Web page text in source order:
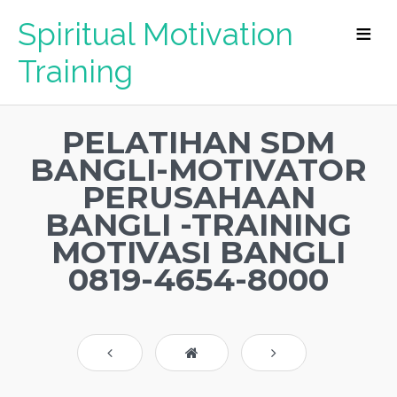
Spiritual Motivation
Training
PELATIHAN SDM
BANGLI-MOTIVATOR
PERUSAHAAN
BANGLI -TRAINING
MOTIVASI BANGLI
0819-4654-8000